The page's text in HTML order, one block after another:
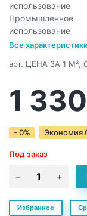
использование
Промышленное
использование
Все характеристики
арт. ЦЕНА ЗА 1
1 330
- 0% Экономия
Под заказ
Избранное